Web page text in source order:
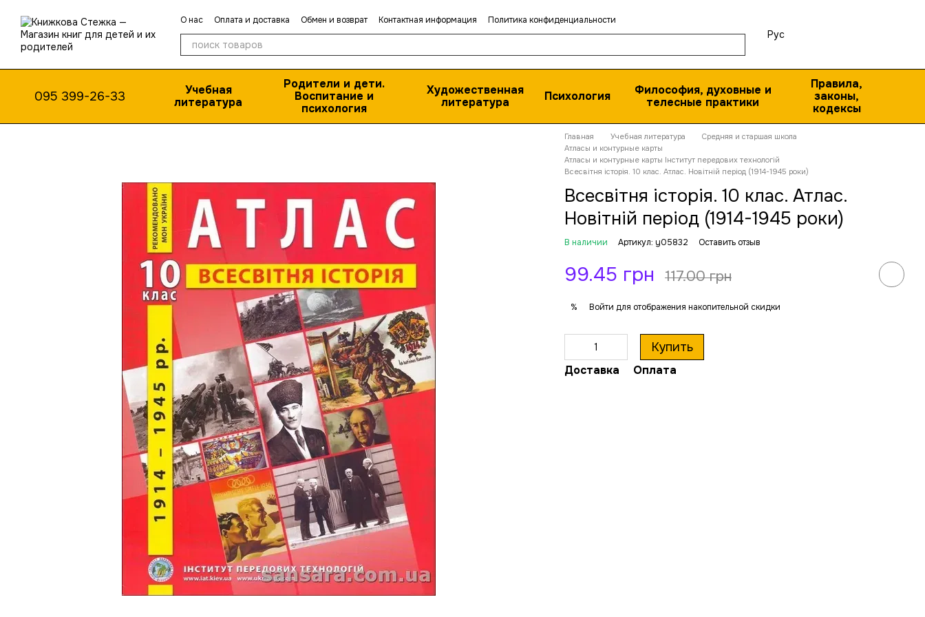
О нас Оплата и доставка Обмен и возврат Контактная информация
Политика конфиденциальности
Публичная оферта
Рус
095 399-26-33
Учебная
литература
Родители и дети.
Воспитание и
психология
Художественная
литература
Психология
Философия, духовные и
телесные практики
Правила,
законы,
кодексы
Главная Учебная литература
Средняя и старшая школа
Атласы и контурные карты
Атласы и контурные карты Інститут передових технологій
Всесвітня історія. 10 клас. Атлас. Новітній період (1914-1945 роки)
Всесвітня історія. 10 клас. Атлас.
Новітній період (1914-1945 роки)
В наличии Артикул: y05832 Оставить отзыв
99.45 грн 117.00 грн
% Войти для отображения накопительной скидки
Купить
Доставка Оплата